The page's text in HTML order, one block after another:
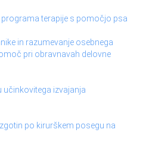
terapije s pomočjo psa
in razumevanje osebnega
pri obravnavah delovne
izvajanja
po kirurškem posegu na